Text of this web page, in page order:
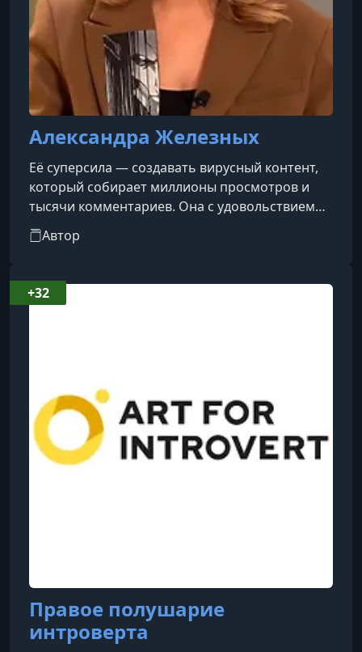
Александра Железных
Её суперсила — создавать вирусный контент,
который собирает миллионы просмотров и
тысячи комментариев. Она с удовольствием
делится лайфхаками, благодаря которым
видео становятся яркими, запоминающимися
научиться делать крутые ролики — нужно
лишь развивать насмотренность,
Автор
Правое полушарие
интроверта
+32